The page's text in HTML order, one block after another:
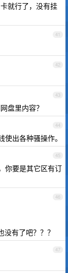
就行了，没有挂
41
42
43
盘里内容？
44
出各种骚操作。
45
你要是其它区有订
46
有了吧？？？
47